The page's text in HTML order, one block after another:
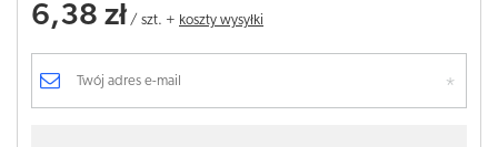
6,38 zł / szt. + koszty wysyłki